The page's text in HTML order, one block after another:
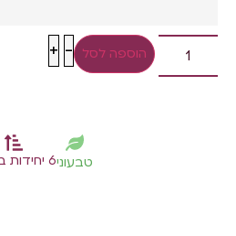
-
+ הוספה לסל
טבעוני6 יחידות במגש